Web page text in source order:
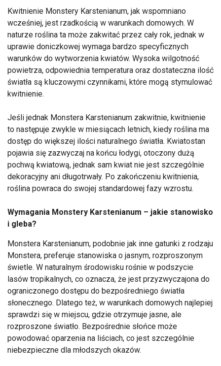
Kwitnienie Monstery Karstenianum, jak wspomniano
wcześniej, jest rzadkością w warunkach domowych. W
naturze roślina ta może zakwitać przez cały rok, jednak w
uprawie doniczkowej wymaga bardzo specyficznych
warunków do wytworzenia kwiatów. Wysoka wilgotność
powietrza, odpowiednia temperatura oraz dostateczna ilość
światła są kluczowymi czynnikami, które mogą stymulować
kwitnienie.
Jeśli jednak Monstera Karstenianum zakwitnie, kwitnienie
to następuje zwykle w miesiącach letnich, kiedy roślina ma
dostęp do większej ilości naturalnego światła. Kwiatostan
pojawia się zazwyczaj na końcu łodygi, otoczony dużą
pochwą kwiatową, jednak sam kwiat nie jest szczególnie
dekoracyjny ani długotrwały. Po zakończeniu kwitnienia,
roślina powraca do swojej standardowej fazy wzrostu.
Wymagania Monstery Karstenianum – jakie stanowisko
i gleba?
Monstera Karstenianum, podobnie jak inne gatunki z rodzaju
Monstera, preferuje stanowiska o jasnym, rozproszonym
świetle. W naturalnym środowisku rośnie w podszycie
lasów tropikalnych, co oznacza, że jest przyzwyczajona do
ograniczonego dostępu do bezpośredniego światła
słonecznego. Dlatego też, w warunkach domowych najlepiej
sprawdzi się w miejscu, gdzie otrzymuje jasne, ale
rozproszone światło. Bezpośrednie słońce może
powodować oparzenia na liściach, co jest szczególnie
niebezpieczne dla młodszych okazów.